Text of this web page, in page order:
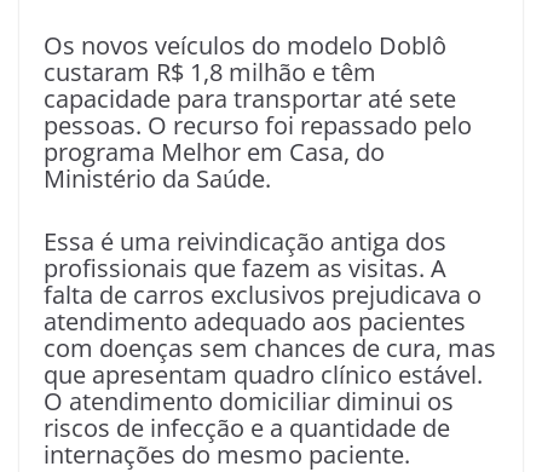
Os novos veículos do modelo Doblô
custaram R$ 1,8 milhão e têm
capacidade para transportar até sete
pessoas. O recurso foi repassado pelo
programa Melhor em Casa, do
Ministério da Saúde.
Essa é uma reivindicação antiga dos
profissionais que fazem as visitas. A
falta de carros exclusivos prejudicava o
atendimento adequado aos pacientes
com doenças sem chances de cura, mas
que apresentam quadro clínico estável.
O atendimento domiciliar diminui os
riscos de infecção e a quantidade de
internações do mesmo paciente.